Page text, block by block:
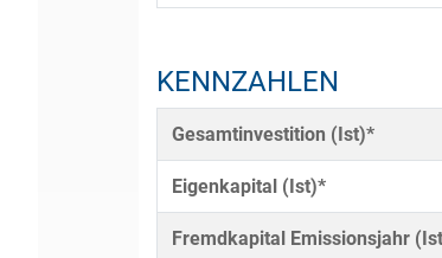
KENNZAHLEN
Gesamtinvestition (Ist)*
Eigenkapital (Ist)*
Fremdkapital Emissionsjahr